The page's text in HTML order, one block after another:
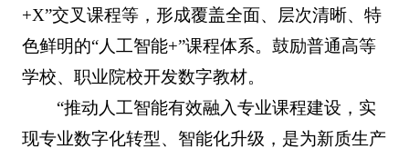
+X”交叉课程等，形成覆盖全面、层次清晰、特
色鲜明的“人工智能+”课程体系。鼓励普通高等
学校、职业院校开发数字教材。
“推动人工智能有效融入专业课程建设，实
现专业数字化转型、智能化升级，是为新质生产